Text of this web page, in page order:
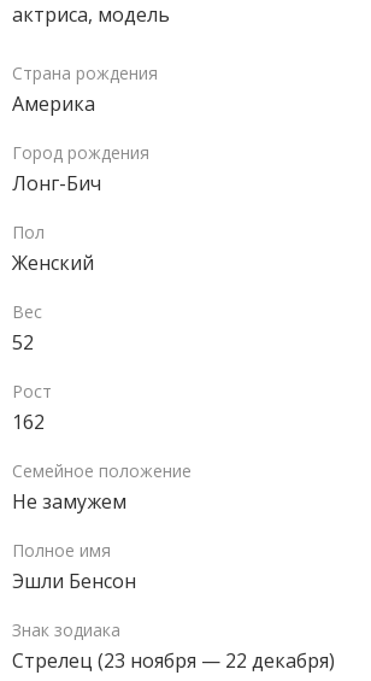
актриса, модель
Страна рождения
Америка
Город рождения
Лонг-Бич
Пол
Женский
Вес
52
Рост
162
Семейное положение
Не замужем
Полное имя
Эшли Бенсон
Знак зодиака
Стрелец (23 ноября — 22 декабря)